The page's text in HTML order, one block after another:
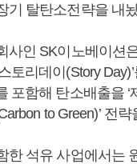
기 탈탄소전략을 내
사인 SK이노베이션
토리데이(Story
포함해 탄소배출을 ‘
to Green)’ 전
한 석유 사업에서는